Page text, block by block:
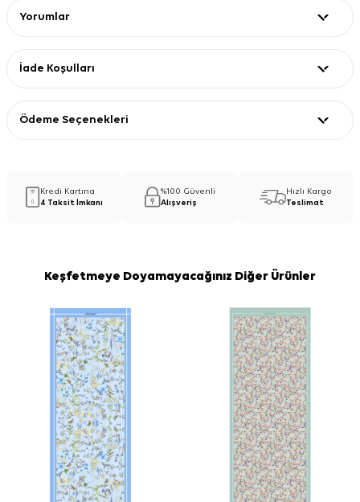
Yorumlar
İade Koşulları
Ödeme Seçenekleri
Kredi Kartına
4 Taksit İmkanı
%100 Güvenli
Alışveriş
Hızlı Kargo
Teslimat
Keşfetmeye Doyamayacağınız Diğer Ürünler